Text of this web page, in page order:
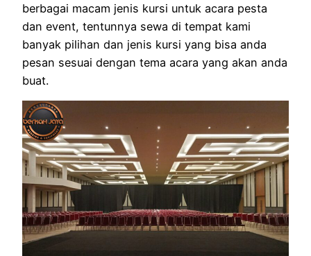
berbagai macam jenis kursi untuk acara pesta
dan event, tentunnya sewa di tempat kami
banyak pilihan dan jenis kursi yang bisa anda
pesan sesuai dengan tema acara yang akan anda
buat.